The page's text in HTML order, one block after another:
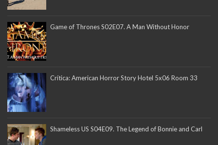
Game of Thrones S02E07. A Man Without Honor
Crítica: American Horror Story Hotel 5x06 Room 33
Shameless US S04E09. The Legend of Bonnie and Carl